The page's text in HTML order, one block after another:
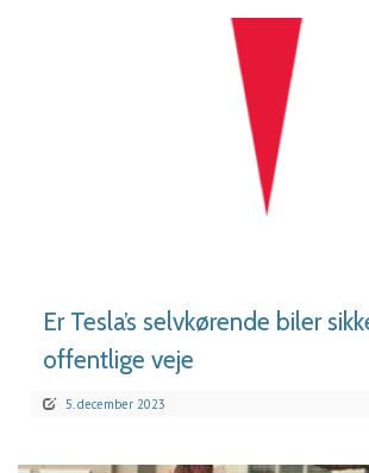
Er Tesla’s selvkørende biler
offentlige veje
5. december 2023